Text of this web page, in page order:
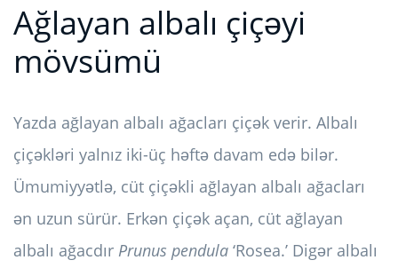
Ağlayan albalı çiçəyi
mövsümü
Yazda ağlayan albalı ağacları çiçək verir. Albalı
çiçəkləri yalnız iki-üç həftə davam edə bilər.
Ümumiyyətlə, cüt çiçəkli ağlayan albalı ağacları
ən uzun sürür. Erkən çiçək açan, cüt ağlayan
albalı ağacdır Prunus pendula ‘Rosea.’ Digər albalı